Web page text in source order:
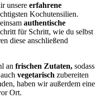
unsere erfahrene
Kochutensilien.
authentische
für Schritt, wie du selbst
diese anschließend
an frischen Zutaten, sodass
vegetarisch zubereiten
haben wir außerdem eine
Ort.